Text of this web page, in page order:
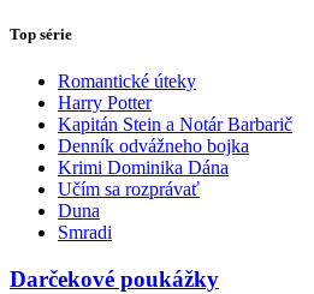
Top série
Romantické úteky
Harry Potter
Kapitán Stein a Notár Barbarič
Denník odvážneho bojka
Krimi Dominika Dána
Učím sa rozprávať
Duna
Smradi
Darčekové poukážky